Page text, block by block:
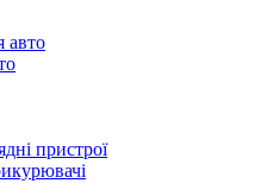
авто
пристрої